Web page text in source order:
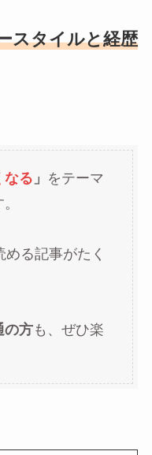
スタイルと経歴
なる 」 をテーマ
める記事がたく
の方も、ぜひ楽